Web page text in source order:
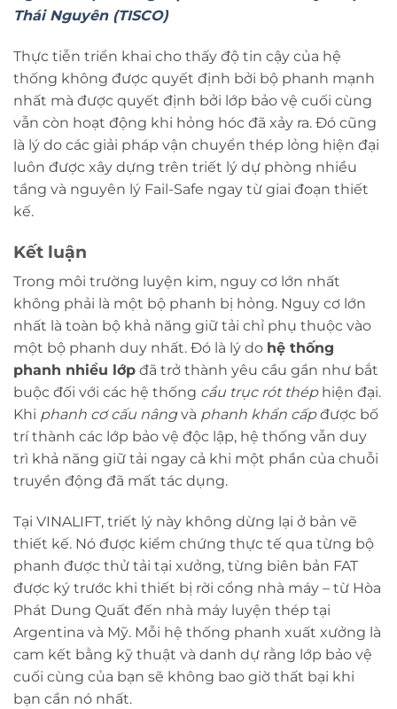
Thái Nguyên (TISCO)
Thực tiễn triển khai cho thấy độ tin cậy của hệ
thống không được quyết định bởi bộ phanh mạnh
nhất mà được quyết định bởi lớp bảo vệ cuối cùng
vẫn còn hoạt động khi hỏng hóc đã xảy ra. Đó cũng
là lý do các giải pháp vận chuyển thép lỏng hiện đại
luôn được xây dựng trên triết lý dự phòng nhiều
tầng và nguyên lý Fail-Safe ngay từ giai đoạn thiết
kế.
Kết luận
Trong môi trường luyện kim, nguy cơ lớn nhất
không phải là một bộ phanh bị hỏng. Nguy cơ lớn
nhất là toàn bộ khả năng giữ tải chỉ phụ thuộc vào
một bộ phanh duy nhất. Đó là lý do hệ thống
phanh nhiều lớp đã trở thành yêu cầu gần như bắt
buộc đối với các hệ thống cầu trục rót théphiện đại.
Khi phanh cơ cấu nângvà phanh khẩn cấpđược bố
trí thành các lớp bảo vệ độc lập, hệ thống vẫn duy
trì khả năng giữ tải ngay cả khi một phần của chuỗi
truyền động đã mất tác dụng.
Tại VINALIFT, triết lý này không dừng lại ở bản vẽ
thiết kế. Nó được kiểm chứng thực tế qua từng bộ
phanh được thử tải tại xưởng, từng biên bản FAT
được ký trước khi thiết bị rời cổng nhà máy – từ Hòa
Phát Dung Quất đến nhà máy luyện thép tại
Argentina và Mỹ. Mỗi hệ thống phanh xuất xưởng là
cam kết bằng kỹ thuật và danh dự rằng lớp bảo vệ
cuối cùng của bạn sẽ không bao giờ thất bại khi
bạn cần nó nhất.